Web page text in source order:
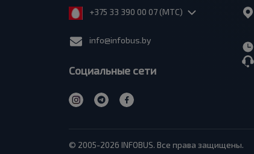
+375 33 390 00 07 (МТС)
info@infobus.by
Социальные сети
© 2005-2026 INFOBUS. Все права защищены.